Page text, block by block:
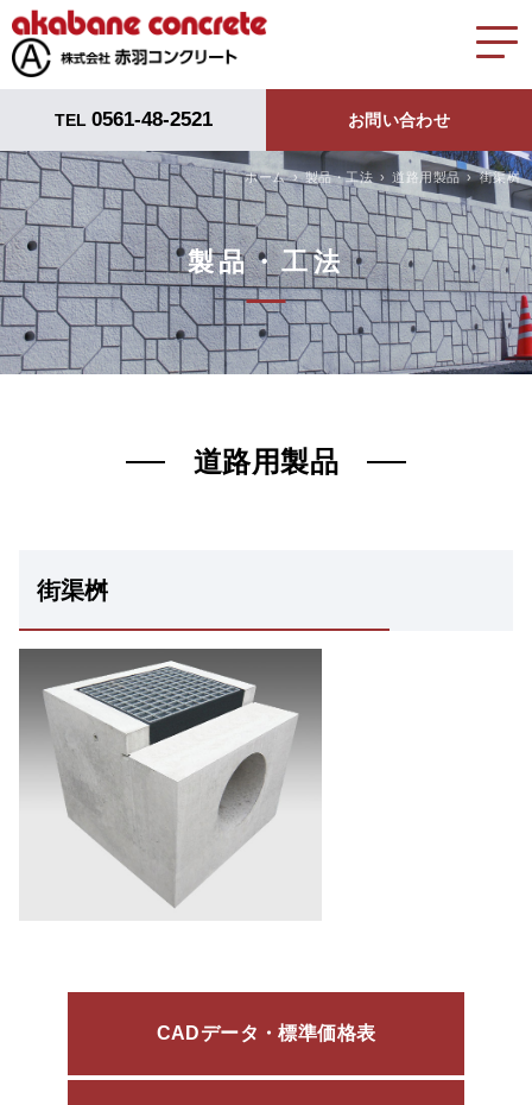
TEL 0561-48-2521 お問い合わせ
ホーム 製品・工法 道路用製品 街渠桝
製品・工法
道路用製品
街渠桝
CADデータ・標準価格表